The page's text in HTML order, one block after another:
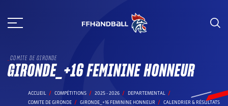
au
COMITE DE GIRONDE
GIRONDE_+16 FEMININE HONNEUR
ACCUEIL COMPÉTITIONS 2025 - 2026
DEPARTEMENTAL
COMITE DE GIRONDE
GIRONDE_+16 FEMININE HONNEUR CALENDRIER & RÉSULTATS